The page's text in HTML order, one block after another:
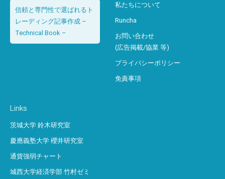
信頼と専門性で選ばれるト
レーディング記事作成 –
Technical Book –
私たちについて
Runcha
お問い合わせ
(広告掲載/協業 等)
プライバシーポリシー
免責事項
Links
茨城大学 鈴木研究室
慶應義塾大学 櫻井研究室
通貨強弱チャート
城西大学経済学部 竹村ゼミ